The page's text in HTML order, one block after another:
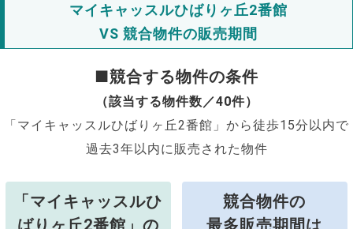
マイキャッスルひばりヶ丘2番館
VS 競合物件の販売期間
■競合する物件の条件
（該当する物件数／40件）
「マイキャッスルひばりヶ丘2番館」から徒歩15分以内で
過去3年以内に販売された物件
「マイキャッスルひ
ばりヶ丘2番館」の
競合物件の
最多販売期間は